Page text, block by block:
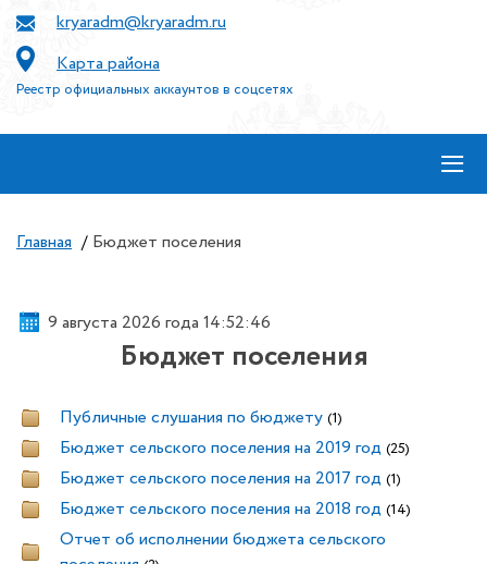
kryaradm@kryaradm.ru
Карта района
Реестр официальных аккаунтов в соцсетях
≡
Главная / Бюджет поселения
9 августа 2026 года 14:52:46
Бюджет поселения
Публичные слушания по бюджету (1)
Бюджет сельского поселения на 2019 год (25)
Бюджет сельского поселения на 2017 год (1)
Бюджет сельского поселения на 2018 год (14)
Отчет об исполнении бюджета сельского